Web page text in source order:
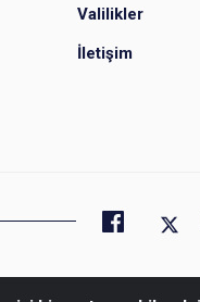
Valilikler
İletişim